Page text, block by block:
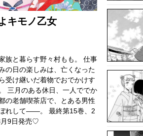
キモノ乙女
族と暮らす野々村もも。 仕事
の日の楽しみは、亡くなった
受け継いだ着物でおでかけす
三月のある休日、一人ででか
の老舗喫茶店で、とある男性
れして――。 最終第15巻、2
9日発売♡